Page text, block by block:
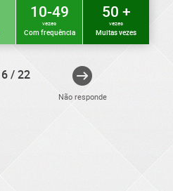
10-49
vezes
Com frequência
50 +
vezes
Muitas vezes
6 / 22
Não responde